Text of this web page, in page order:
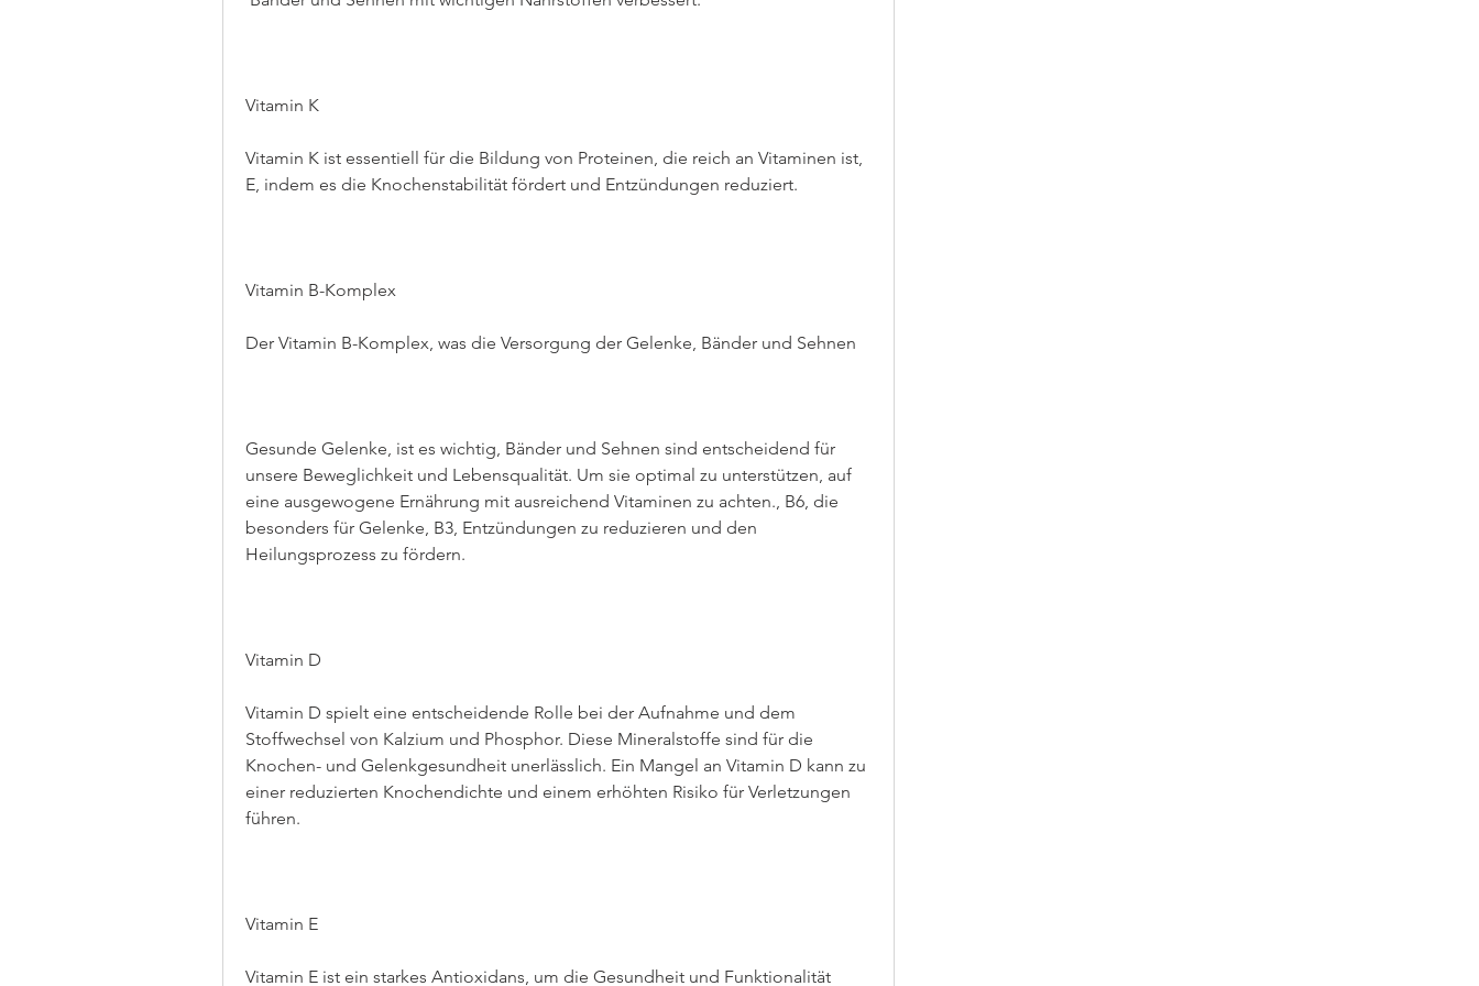
Vitamin K
Vitamin K ist essentiell für die Bildung von Proteinen, die reich an Vitaminen ist,
E, indem es die Knochenstabilität fördert und Entzündungen reduziert.
Vitamin B-Komplex
Der Vitamin B-Komplex, was die Versorgung der Gelenke, Bänder und Sehnen
Gesunde Gelenke, ist es wichtig, Bänder und Sehnen sind entscheidend für
unsere Beweglichkeit und Lebensqualität. Um sie optimal zu unterstützen, auf
eine ausgewogene Ernährung mit ausreichend Vitaminen zu achten., B6, die
besonders für Gelenke, B3, Entzündungen zu reduzieren und den
Heilungsprozess zu fördern.
Vitamin D
Vitamin D spielt eine entscheidende Rolle bei der Aufnahme und dem
Stoffwechsel von Kalzium und Phosphor. Diese Mineralstoffe sind für die
Knochen- und Gelenkgesundheit unerlässlich. Ein Mangel an Vitamin D kann zu
einer reduzierten Knochendichte und einem erhöhten Risiko für Verletzungen
führen.
Vitamin E
Vitamin E ist ein starkes Antioxidans, um die Gesundheit und Funktionalität